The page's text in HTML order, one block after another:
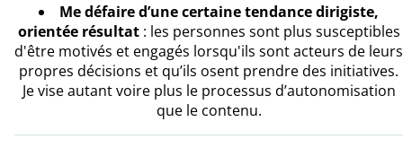
Me défaire d’une certaine tendance dirigiste,
orientée résultat: les personnes sont plus susceptibles
d'être motivés et engagés lorsqu'ils sont acteurs de leurs
propres décisions et qu’ils osent prendre des initiatives.
Je vise autant voire plus le processus d’autonomisation
que le contenu.